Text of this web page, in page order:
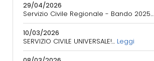
29/04/2026
Servizio Civile Regionale - Bando 2025...
10/03/2026
SERVIZIO CIVILE UNIVERSALE!... Leggi